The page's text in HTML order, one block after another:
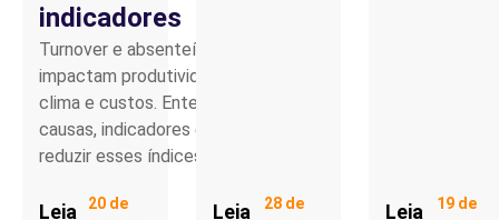
indicadores
Turnover e absenteísmo
impactam produtividade,
clima e custos. Entenda
causas, indicadores e como
reduzir esses índices no RH.
Leia
20 de
Leia
28 de
Leia
19 de